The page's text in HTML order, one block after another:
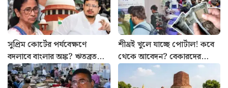
সুপ্রিম কোর্টের পর্যবেক্ষণে
বদলাবে বাংলার অঙ্ক? ঋতব্রতদের
সামনে বড় প্রশ্ন
শীঘ্রই খুলে যাচ্ছে পোর্টাল! কবে
থেকে আবেদন? বেকারদের
‘যুবশক্তি’ প্রকল্প নিয়ে নয়া
আপডেট